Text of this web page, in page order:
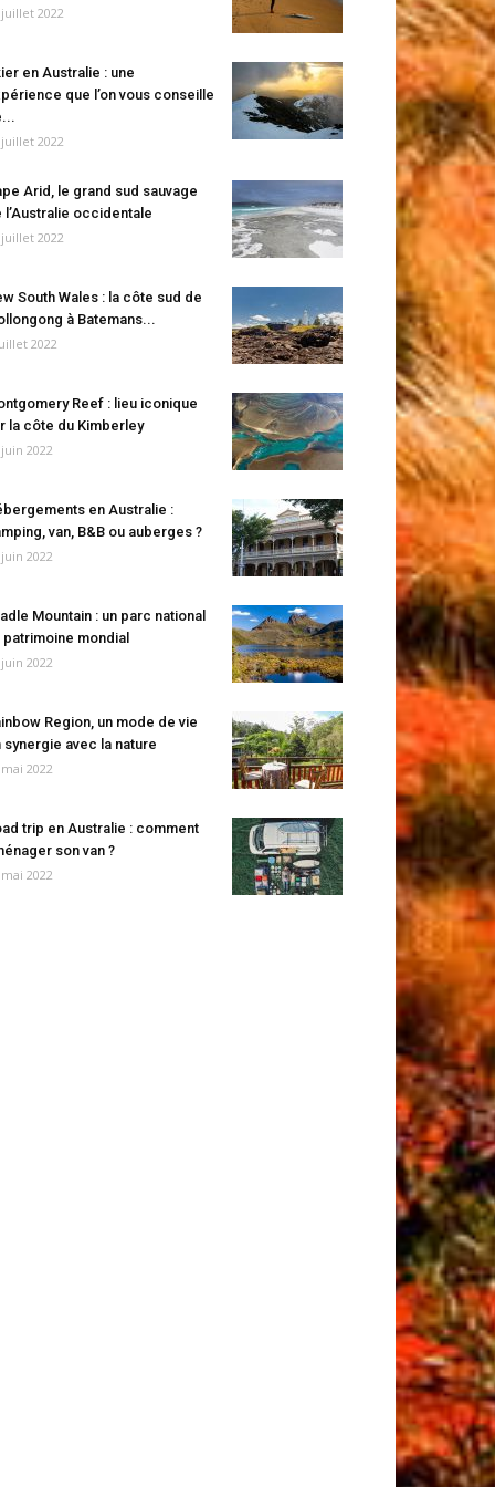
2022
en Australie : une
que l’on vous conseille
2022
Arid, le grand sud sauvage
l’Australie occidentale
2022
South Wales : la côte sud de
à Batemans...
2022
Reef : lieu iconique
la côte du Kimberley
2022
en Australie :
van, B&B ou auberges ?
2022
Mountain : un parc national
patrimoine mondial
2022
Region, un mode de vie
synergie avec la nature
2022
trip en Australie : comment
son van ?
2022